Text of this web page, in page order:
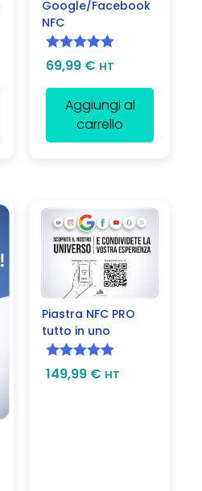
Google/Facebook
NFC
Valutato5.00
69,99 € HT
Aggiungi al
carrello
Piastra NFC PRO
tutto in uno
Valutato 5.00
149,99 € HT